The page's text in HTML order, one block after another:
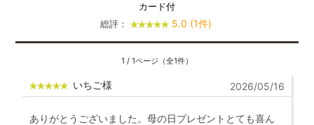
カード付
総評：
5.0 (1件)
1 / 1ページ（全1件）
いちご様 2026/05/16
ありがとうございました。母の日プレゼントとても喜ん